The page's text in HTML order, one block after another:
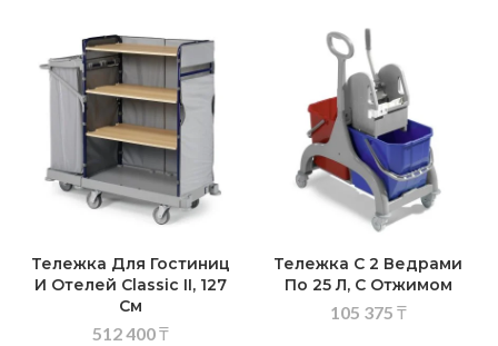
Тележка Для Гостиниц
И Отелей Classic II, 127
См
512 400₸
Тележка С 2 Ведрами
По 25 Л, С Отжимом
105 375 ₸